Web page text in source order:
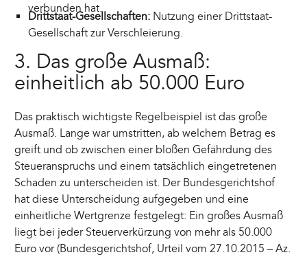
verbunden hat.
Drittstaat-Gesellschaften:Nutzung einer Drittstaat-
Gesellschaft zur Verschleierung.
3. Das große Ausmaß:
einheitlich ab 50.000 Euro
Das praktisch wichtigste Regelbeispiel ist das große
Ausmaß. Lange war umstritten, ab welchem Betrag es
greift und ob zwischen einer bloßen Gefährdung des
Steueranspruchs und einem tatsächlich eingetretenen
Schaden zu unterscheiden ist. Der Bundesgerichtshof
hat diese Unterscheidung aufgegeben und eine
einheitliche Wertgrenze festgelegt: Ein großes Ausmaß
liegt bei jeder Steuerverkürzung von mehr als 50.000
Euro vor (Bundesgerichtshof, Urteil vom 27.10.2015 – Az.